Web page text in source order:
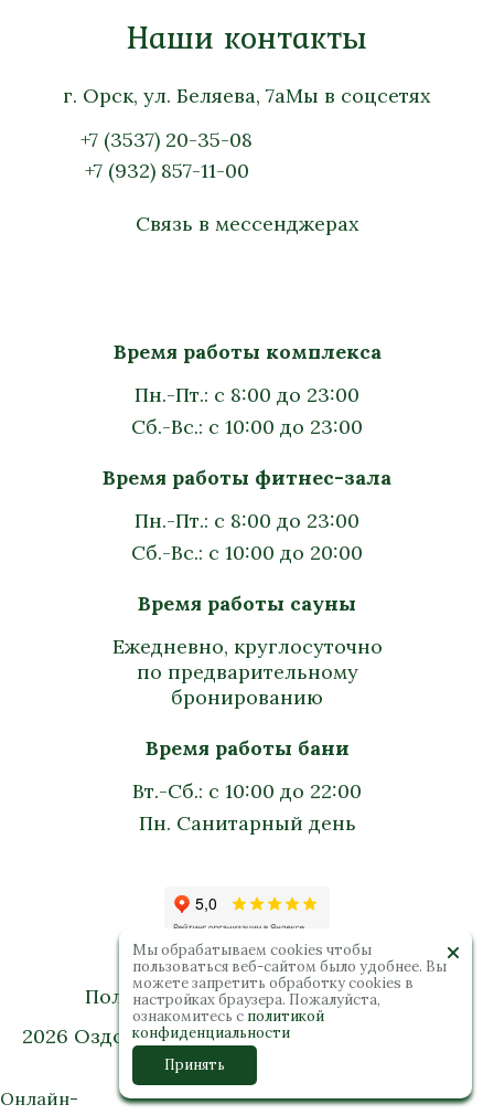
Наши контакты
г. Орск, ул. Беляева, 7а
+7 (3537) 20-35-08
+7 (932) 857-11-00
Мы в соцсетях
Связь в мессенджерах
Время работы комплекса
Пн.-Пт.: с 8:00 до 23:00
Сб.-Вс.: с 10:00 до 23:00
Время работы фитнес-зала
Пн.-Пт.: с 8:00 до 23:00
Сб.-Вс.: с 10:00 до 20:00
Время работы сауны
Ежедневно, круглосуточно
по предварительному
бронированию
Время работы бани
Вт.-Сб.: с 10:00 до 22:00
Пн. Санитарный день
Политика конфиденциальности
2026 Оздоровительный комплекс “Колибри”.
Все права защищены
Мы обрабатываем cookies чтобы
пользоваться веб-сайтом было удобнее. Вы
можете запретить обработку сookies в
настройках браузера. Пожалуйста,
ознакомитесь с политикой
конфиденциальности
Принять
Онлайн-